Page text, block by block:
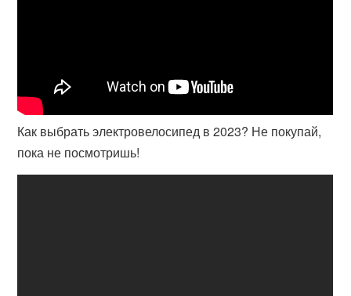
Как выбрать электровелосипед в 2023? Не покупай,
пока не посмотришь!